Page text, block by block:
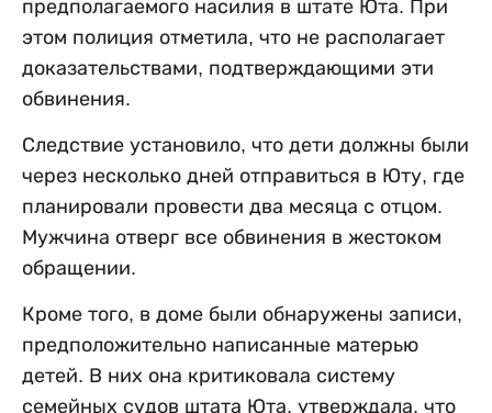
предполагаемого насилия в штате Юта. При
этом полиция отметила, что не располагает
доказательствами, подтверждающими эти
обвинения.
Следствие установило, что дети должны были
через несколько дней отправиться в Юту, где
планировали провести два месяца с отцом.
Мужчина отверг все обвинения в жестоком
обращении.
Кроме того, в доме были обнаружены записи,
предположительно написанные матерью
детей. В них она критиковала систему
семейных судов штата Юта, утверждала, что